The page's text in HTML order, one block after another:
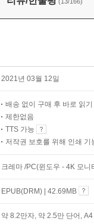
2021년 03월 12일
배송 없이 구매 후 바로 읽기
제한없음
TTS 가능
저작권 보호를 위해 인쇄 기
크레마 /PC(윈도우 - 4K 모
EPUB(DRM) | 42.69MB
약 8.2만자, 약 2.5만 단어,